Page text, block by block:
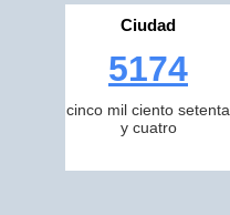
Ciudad
5174
cinco mil ciento setenta
y cuatro